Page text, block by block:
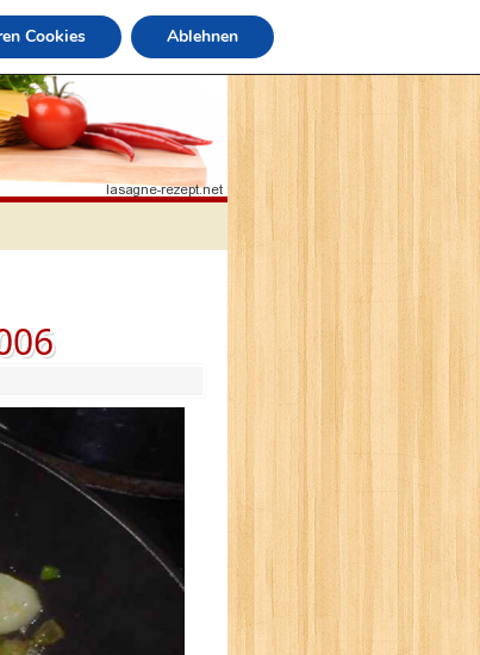
Cookies Ablehnen